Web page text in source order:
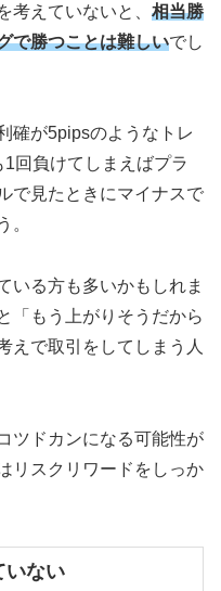
考えていないと、 相当勝
で勝つことは難しいでし
確が5pipsのようなトレ
回負けてしまえばプラ
で見たときにマイナスで
。
いる方も多いかもしれま
「もう上がりそうだから
えで取引をしてしまう人
ツドカンになる可能性が
リスクリワードをしっか
いない